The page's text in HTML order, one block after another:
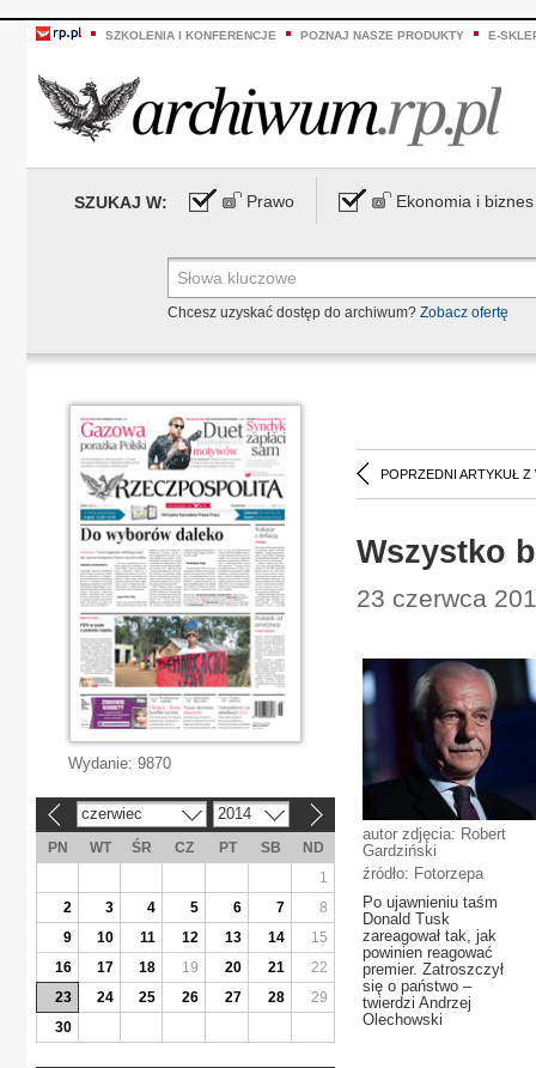
SZKOLENIA I KONFERENCJE POZNAJ NASZE PRODUKTY E-
SZUKAJ W: Prawo Ekonomia i biznes
Chcesz uzyskać dostęp do archiwum? Zobacz ofertę
POPRZEDNI ARTYKUŁ Z
Wszystko
23 czerwca
autor zdjęcia: Robert
Gardziński
źródło: Fotorzepa
Po ujawnieniu taśm
Donald Tusk
zareagował tak, jak
powinien reagować
premier. Zatroszczył
się o państwo –
twierdzi Andrzej
Olechowski
Wydanie: 9870
czerwiec 2014
PN WT ŚR CZ PT SB
ND
1
2
3 4 5 6 7
8
9
10 11 12 13 14
15
16
17 18 19 20 21
22
23
24 25 26 27 28
29
30